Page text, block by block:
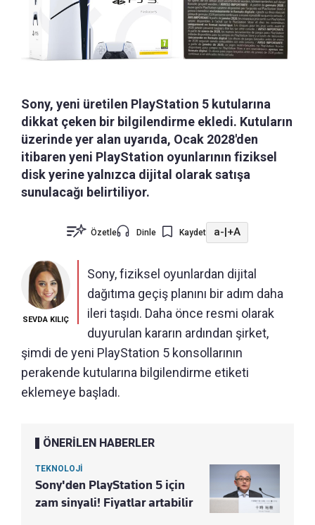
Sony, yeni üretilen PlayStation 5 kutularına
dikkat çeken bir bilgilendirme ekledi. Kutuların
üzerinde yer alan uyarıda, Ocak 2028'den
itibaren yeni PlayStation oyunlarının fiziksel
disk yerine yalnızca dijital olarak satışa
sunulacağı belirtiliyor.
Özetle Dinle Kaydet a- +A
SEVDA KILIÇ
Sony, fiziksel oyunlardan dijital
dağıtıma geçiş planını bir adım daha
ileri taşıdı. Daha önce resmi olarak
duyurulan kararın ardından şirket,
şimdi de yeni PlayStation 5 konsollarının
perakende kutularına bilgilendirme etiketi
eklemeye başladı.
ÖNERİLEN HABERLER
TEKNOLOJİ
Sony'den PlayStation 5 için
zam sinyali! Fiyatlar artabilir